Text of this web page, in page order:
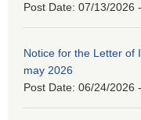
Post Date: 07/13/2026
Notice for the Letter of
may 2026
Post Date: 06/24/2026